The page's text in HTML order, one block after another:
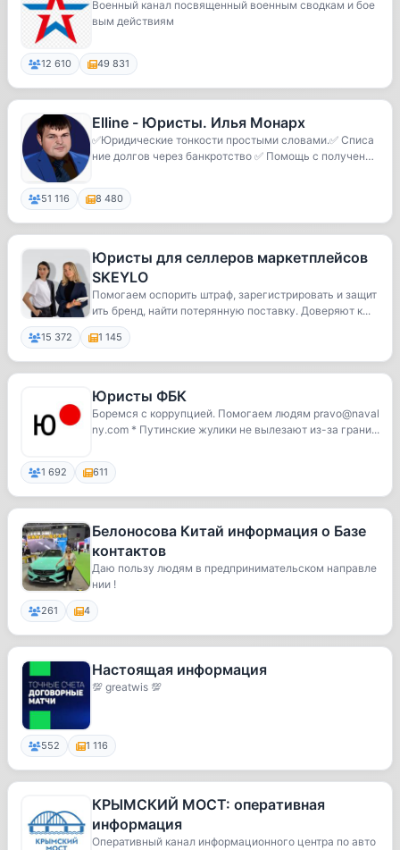
Военный канал посвященный военным сводкам и бое
вым действиям
12 610 49 831
Elline - Юристы. Илья Монарх
✅Юридические тонкости простыми словами.✅ Списа
ние долгов через банкротство ✅ Помощь с получение
51 116 8 480
Юристы для селлеров маркетплейсов
SKEYLO
Помогаем оспорить штраф, зарегистрировать и защит
ить бренд, найти потерянную поставку. Доверяют к...
15 372 1 145
Юристы ФБК
Боремся с коррупцией. Помогаем людям pravo@naval
ny.com * Путинские жулики не вылезают из-за грани...
1 692 611
Белоносова Китай информация о Базе
контактов
Даю пользу людям в предпринимательском направле
нии !
261 4
Настоящая информация
💯 greatwis 💯
552 1 116
КРЫМСКИЙ МОСТ: оперативная
информация
Оперативный канал информационного центра по авто